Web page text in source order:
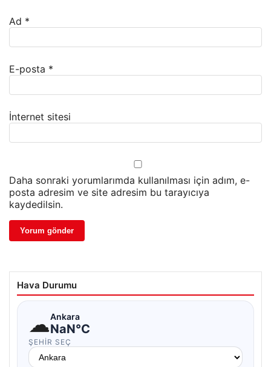
Ad *
E-posta *
İnternet sitesi
Daha sonraki yorumlarımda kullanılması için adım, e-
posta adresim ve site adresim bu tarayıcıya
kaydedilsin.
Hava Durumu
☁Ankara
NaN°C
ŞEHIR SEÇ